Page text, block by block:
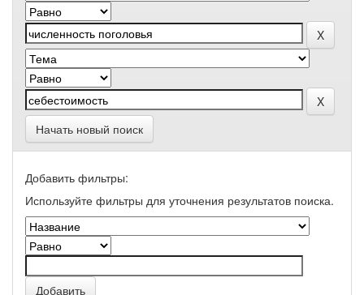
Начать новый поиск
Добавить фильтры:
Используйте фильтры для уточнения результатов поиска.